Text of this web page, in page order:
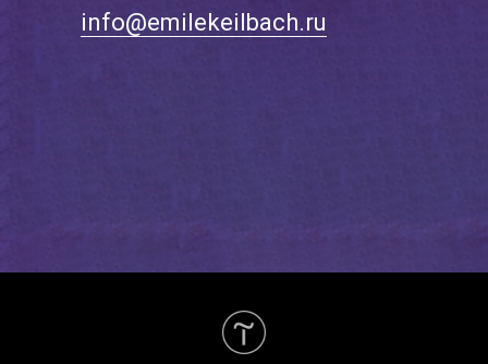
info@emilekeilbach.ru